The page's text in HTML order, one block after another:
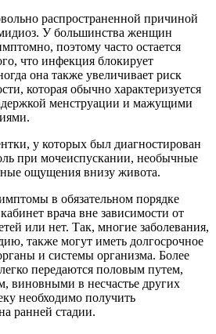
распространенной причиной
У большинства женщин
поэтому часто остается
что инфекция блокирует
она также увеличивает риск
которая обычно характеризуется
менструации и мажущими
у которых был диагностирован
при мочеиспускании, необычные
ощущения внизу живота.
в обязательном порядке
врача вне зависимости от
или нет. Так, многие заболевания,
также могут иметь долгосрочное
и системы организма. Более
передаются половым путем,
виновными в несчастье других
необходимо получить
ранней стадии.